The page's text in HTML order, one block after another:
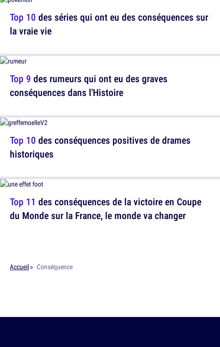
Top 9 des rumeurs qui ont eu des graves
conséquences dans l'Histoire
Top 11 des conséquences de la victoire en Coupe
du Monde sur la France, le monde va changer
Top 10 des séries qui ont eu des conséquences sur
la vraie vie
Top 10 des conséquences positives de drames
historiques
Accueil Conséquence